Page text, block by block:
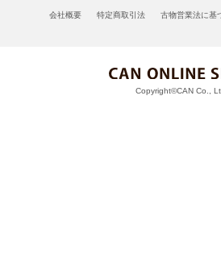
会社概要 特定商取引法 古物営業法に基
Copyright©CAN Co.,